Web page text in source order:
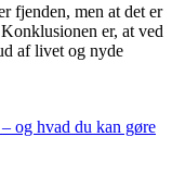
fjenden, men at det er
er, at ved
af livet og nyde